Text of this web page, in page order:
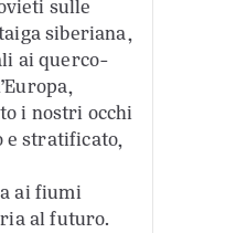
sulle
siberiana,
ai querco-
i nostri occhi
e stratificato,
ai fiumi
al futuro.